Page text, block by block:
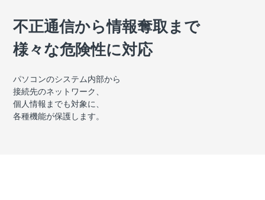
不正通信から情報奪取まで
様々な危険性に対応
パソコンのシステム内部から
接続先のネットワーク、
個人情報までも対象に、
各種機能が保護します。